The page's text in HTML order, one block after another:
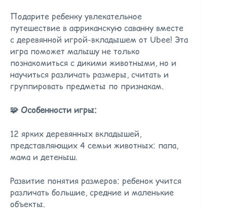
Подарите ребенку увлекательное
путешествие в африканскую саванну вместе
с деревянной игрой-вкладышем от Ubee! Эта
игра поможет малышу не только
познакомиться с дикими животными, но и
научиться различать размеры, считать и
группировать предметы по признакам.
🧩 Особенности игры:
12 ярких деревянных вкладышей,
представляющих 4 семьи животных: папа,
мама и детеныш.
Развитие понятия размеров: ребенок учится
различать большие, средние и маленькие
объекты.